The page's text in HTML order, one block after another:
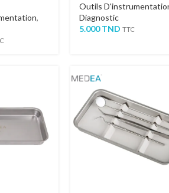
,
Outils
Diagnostic
5.000TND TTC